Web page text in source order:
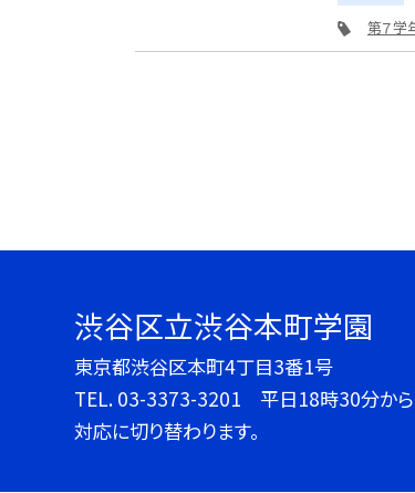
第７学
渋谷区立渋谷本町学園
東京都渋谷区本町4丁目3番1号
TEL. 03-3373-3201 平日18時30分から
対応に切り替わります。